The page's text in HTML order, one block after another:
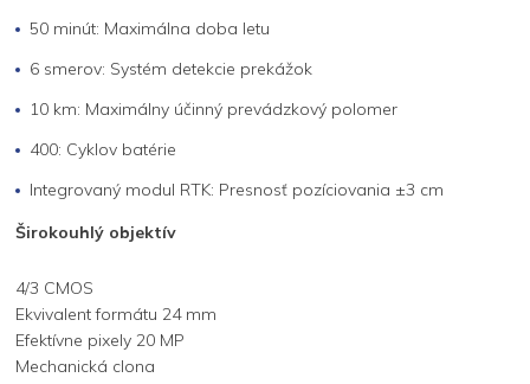
50 minút: Maximálna doba letu
6 smerov: Systém detekcie prekážok
10 km: Maximálny účinný prevádzkový polomer
400: Cyklov batérie
Integrovaný modul RTK: Presnosť pozíciovania ±3 cm
Širokouhlý objektív
4/3 CMOS
Ekvivalent formátu 24 mm
Efektívne pixely 20 MP
Mechanická clona